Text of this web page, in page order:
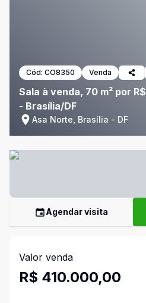
Cód: CO8350 Venda
Sala à venda, 70 m² por
- Brasília/DF
Asa Norte, Brasília - DF
Agendar visita
Valor venda
R$ 410.000,00